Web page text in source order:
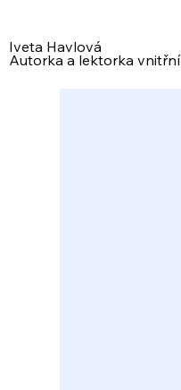
Iveta Havlová
Autorka a lektorka